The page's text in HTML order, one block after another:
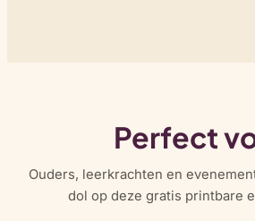
Perfect
Ouders, leerkrachten en
dol op deze gratis printbare